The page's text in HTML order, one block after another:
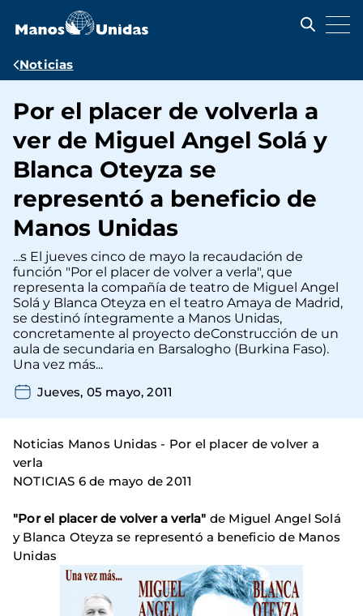
contenido
Ruta
navegación
Noticias
Por el placer de volverla a
ver de Miguel Angel Solá y
Blanca Oteyza se
representó a beneficio de
Manos Unidas
...s El jueves cinco de mayo la recaudación de
función "Por el placer de volver a verla", que
representa la compañía de teatro de Miguel Angel
Solá y Blanca Oteyza en el teatro Amaya de Madrid,
se destinó íntegramente a Manos Unidas,
concretamente al proyecto deConstrucción de un
aula de secundaria en Barsalogho (Burkina Faso).
Una vez más...
Jueves, 05 mayo, 2011
Noticias Manos Unidas - Por el placer de volver a
verla
NOTICIAS 6 de mayo de 2011
"Por el placer de volver a verla" de Miguel Angel Solá
y Blanca Oteyza se representó a beneficio de Manos
Unidas